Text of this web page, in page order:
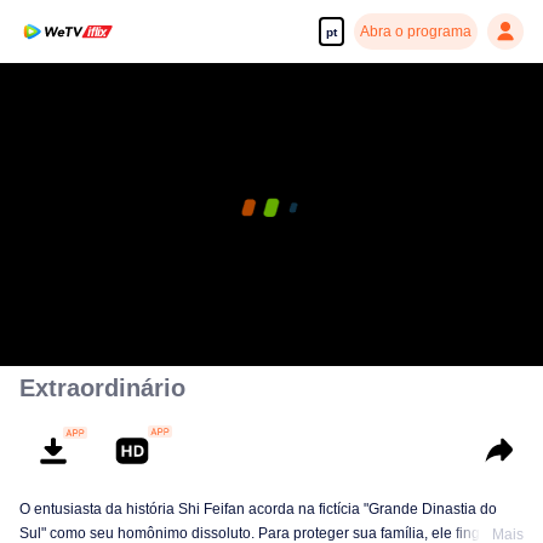
pt Abra o programa
Extraordinário
O entusiasta da história Shi Feifan acorda na fictícia "Grande Dinastia do
Sul" como seu homônimo dissoluto. Para proteger sua família, ele finge
Mais